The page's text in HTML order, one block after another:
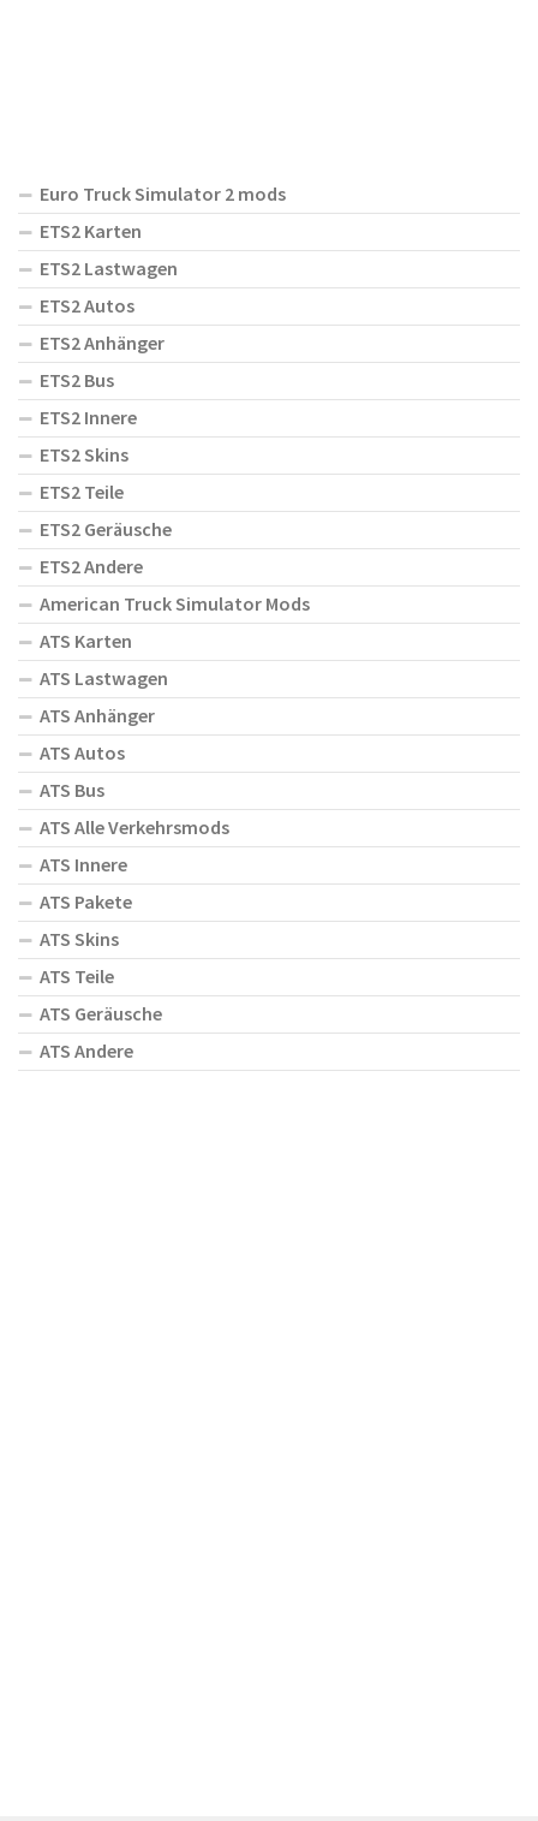
Euro Truck Simulator 2 mods
ETS2 Karten
ETS2 Lastwagen
ETS2 Autos
ETS2 Anhänger
ETS2 Bus
ETS2 Innere
ETS2 Skins
ETS2 Teile
ETS2 Geräusche
ETS2 Andere
American Truck Simulator Mods
ATS Karten
ATS Lastwagen
ATS Anhänger
ATS Autos
ATS Bus
ATS Alle Verkehrsmods
ATS Innere
ATS Pakete
ATS Skins
ATS Teile
ATS Geräusche
ATS Andere